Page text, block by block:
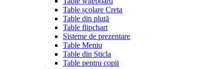
Table școlare Creta
Table din plută
Table flipchart
Sisteme de prezentare
Table Meniu
Table din Sticla
Table pentru copii